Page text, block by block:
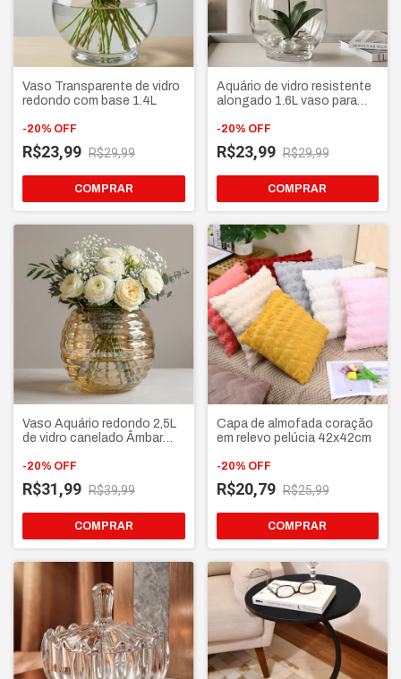
Vaso Transparente de vidro
redondo com base 1.4L
-20% OFF
R$23,99 R$29,99
Aquário de vidro resistente
alongado 1.6L vaso para
-20% OFF
R$23,99 R$29,99
Vaso Aquário redondo 2,5L
de vidro canelado Âmbar
arranjos Peixes Terrários
-20% OFF
R$31,99 R$39,99
Capa de almofada coração
em relevo pelúcia 42x42cm
-20% OFF
R$20,79 R$25,99
COMPRAR